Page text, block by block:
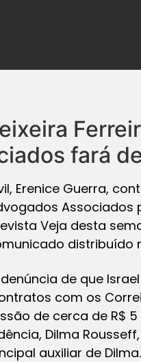
fará
Erenice Guerra,
Veja desta
distribuído
de que
com os
de cerca de R$
Dilma
auxiliar de Dilma.